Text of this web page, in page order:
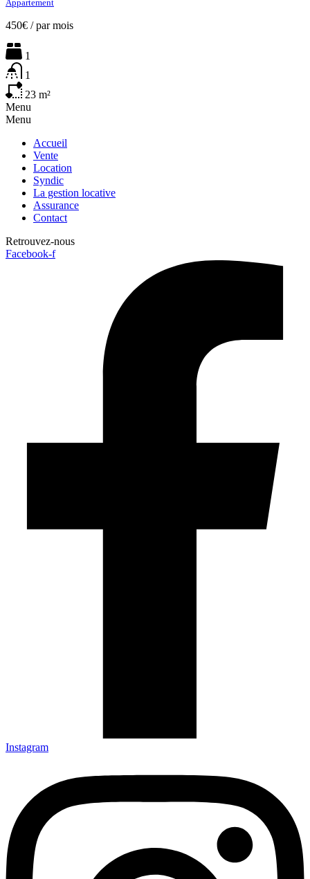
Appartement
450€ / par mois
1
1
23 m²
Menu
Menu
Accueil
Vente
Location
Syndic
La gestion locative
Assurance
Contact
Retrouvez-nous
Facebook-f
Instagram